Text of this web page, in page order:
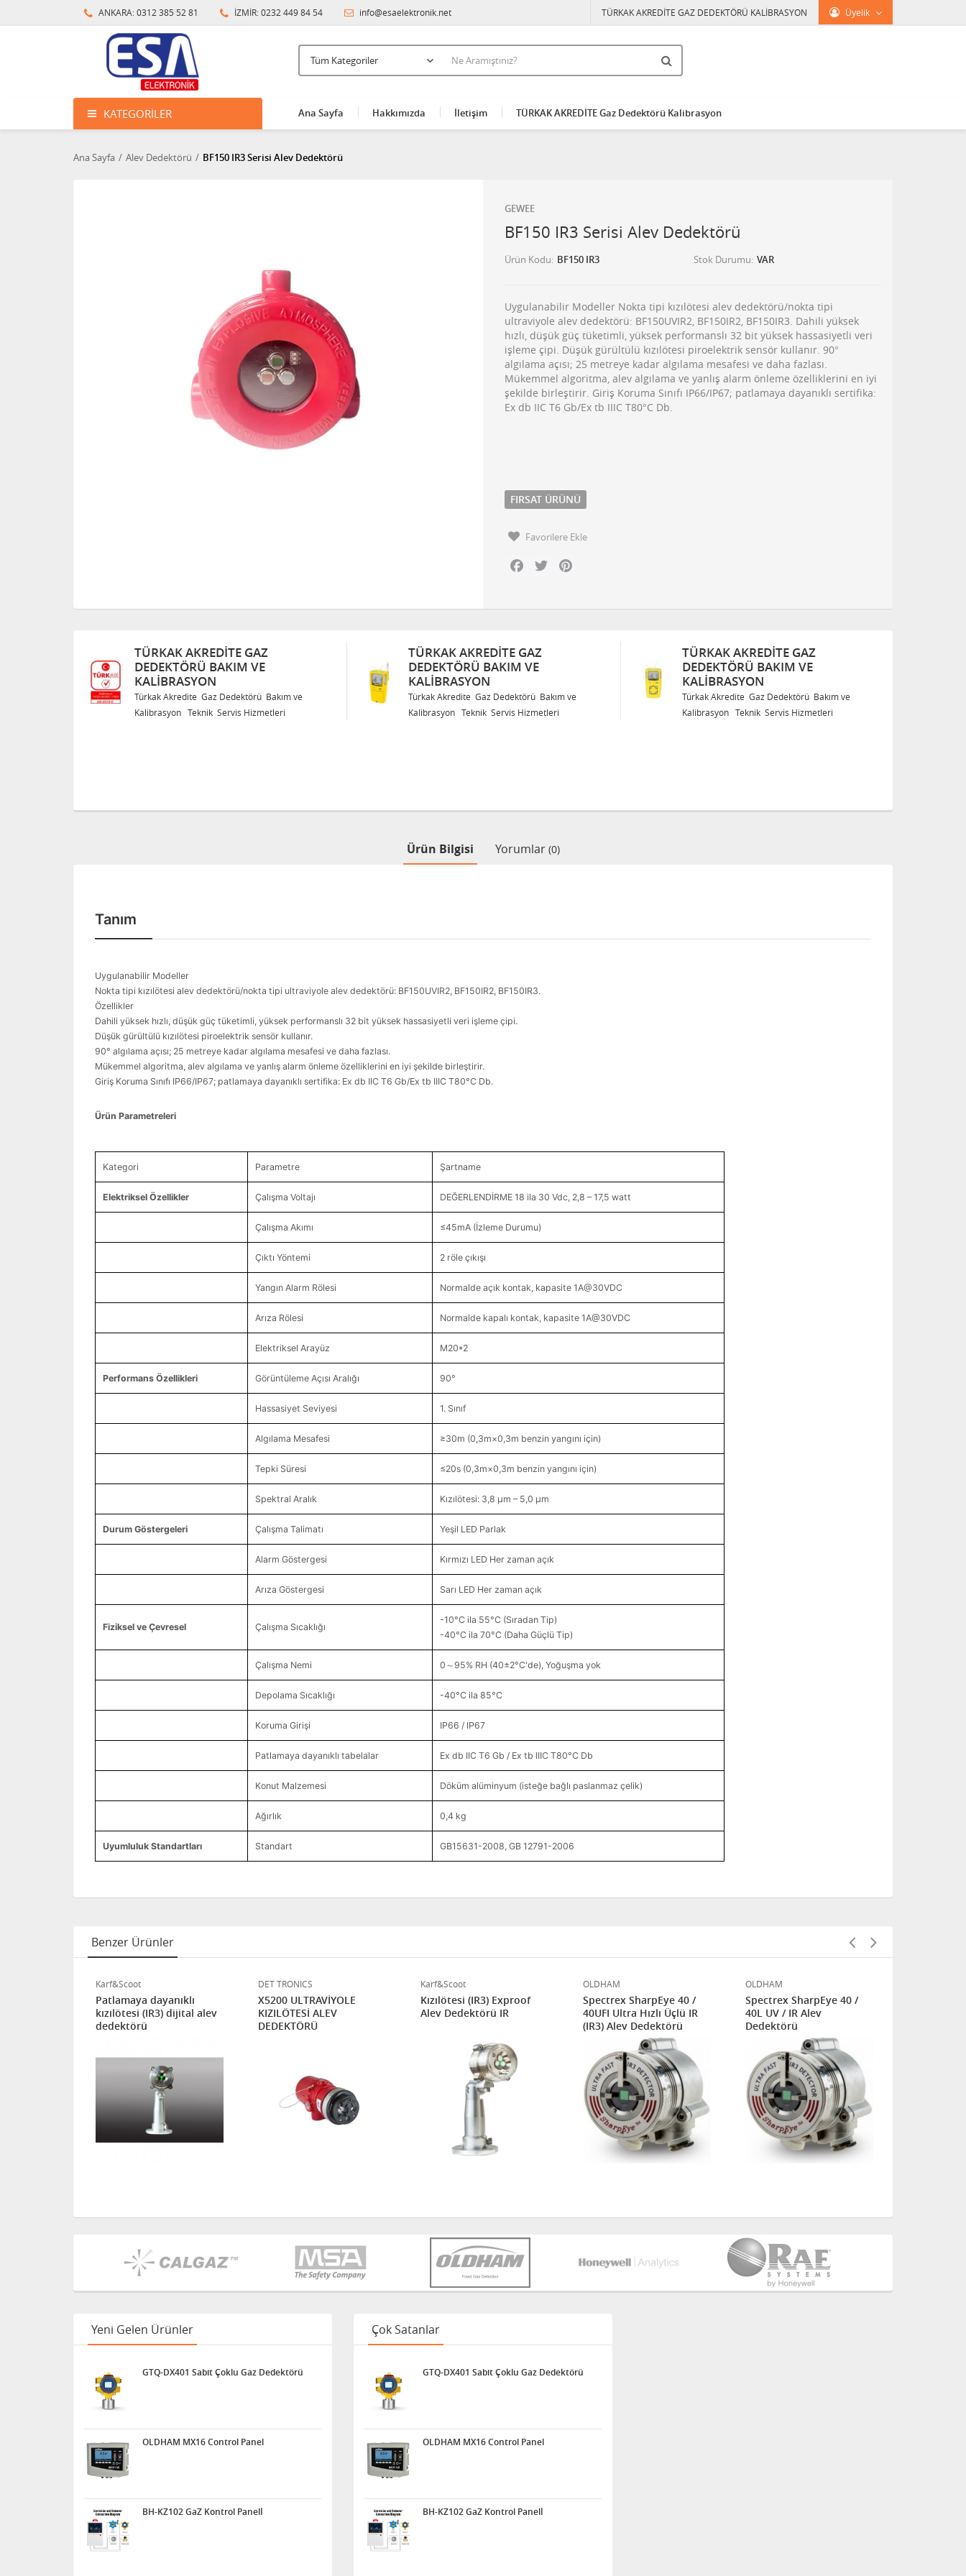
ANKARA: 0312 385 52 81 İZMİR: 0232 449 84 54 info@esaelektronik.net Üyelik
TÜRKAK AKREDİTE GAZ DEDEKTÖRÜ KALİBRASYON
KATEGORILER Ana Sayfa Hakkımızda İletişim TÜRKAK AKREDİTE Gaz Dedektörü Kalibrasyon
Ana Sayfa Alev Dedektörü BF150 IR3 Serisi Alev Dedektörü
GEWEE
BF150 IR3 Serisi Alev Dedektörü
Ürün Kodu BF150 IR3 Stok Durumu VAR
Uygulanabilir Modeller Nokta tipi kızılötesi alev dedektörü/nokta tipi
ultraviyole alev dedektörü: BF150UVIR2, BF150IR2, BF150IR3. Dahili yüksek
hızlı, düşük güç tüketimli, yüksek performanslı 32 bit yüksek hassasiyetli veri
işleme çipi. Düşük gürültülü kızılötesi piroelektrik sensör kullanır. 90°
algılama açısı; 25 metreye kadar algılama mesafesi ve daha fazlası.
Mükemmel algoritma, alev algılama ve yanlış alarm önleme özelliklerini en iyi
şekilde birleştirir. Giriş Koruma Sınıfı IP66/IP67; patlamaya dayanıklı sertifika:
Ex db IIC T6 Gb/Ex tb IIIC T80°C Db.
FIRSAT ÜRÜNÜ
Favorilere Ekle
Facebook
Twitter
TÜRKAK AKREDITE GAZ
DEDEKTÖRÜ BAKIM VE
KALIBRASYON
Türkak Akredite Gaz Dedektörü Bakım ve
Kalibrasyon Teknik Servis Hizmetleri
TÜRKAK AKREDITE GAZ
DEDEKTÖRÜ BAKIM VE
KALIBRASYON
Türkak Akredite Gaz Dedektörü Bakım ve
Kalibrasyon Teknik Servis Hizmetleri
TÜRKAK AKREDITE GAZ
DEDEKTÖRÜ BAKIM VE
KALIBRASYON
Türkak Akredite Gaz Dedektörü Bakım ve
Kalibrasyon Teknik Servis Hizmetleri
Ürün Bilgisi Yorumlar (0)
Tanım
Uygulanabilir Modeller
Nokta tipi kızılötesi alev dedektörü/nokta tipi ultraviyole alev dedektörü: BF150UVIR2, BF150IR2, BF150IR3.
Özellikler
Dahili yüksek hızlı, düşük güç tüketimli, yüksek performanslı 32 bit yüksek hassasiyetli veri işleme çipi.
Düşük gürültülü kızılötesi piroelektrik sensör kullanır.
90° algılama açısı; 25 metreye kadar algılama mesafesi ve daha fazlası.
Mükemmel algoritma, alev algılama ve yanlış alarm önleme özelliklerini en iyi şekilde birleştirir.
Giriş Koruma Sınıfı IP66/IP67; patlamaya dayanıklı sertifika: Ex db IIC T6 Gb/Ex tb IIIC T80°C Db.
Ürün Parametreleri
Kategori Parametre Şartname
Elektriksel Özellikler Çalışma Voltajı DEĞERLENDİRME 18 ila 30 Vdc, 2,8 – 17,5 watt
Çalışma Akımı ≤45mA (İzleme Durumu)
Çıktı Yöntemi 2 röle çıkışı
Yangın Alarm Rölesi Normalde açık kontak, kapasite 1A@30VDC
Arıza Rölesi Normalde kapalı kontak, kapasite 1A@30VDC
Elektriksel Arayüz M20*2
Performans Özellikleri Görüntüleme Açısı Aralığı 90°
Hassasiyet Seviyesi 1. Sınıf
Algılama Mesafesi ≥30m (0,3m×0,3m benzin yangını için)
Tepki Süresi ≤20s (0,3m×0,3m benzin yangını için)
Spektral Aralık Kızılötesi: 3,8 μm – 5,0 μm
Durum Göstergeleri Çalışma Talimatı Yeşil LED Parlak
Alarm Göstergesi Kırmızı LED Her zaman açık
Arıza Göstergesi Sarı LED Her zaman açık
Fiziksel ve Çevresel Çalışma Sıcaklığı
-10°C ila 55°C (Sıradan Tip)
-40°C ila 70°C (Daha Güçlü Tip)
Çalışma Nemi 0～95% RH (40±2°C'de), Yoğuşma yok
Depolama Sıcaklığı -40°C ila 85°C
Koruma Girişi IP66 / IP67
Patlamaya dayanıklı tabelalar Ex db IIC T6 Gb / Ex tb IIIC T80°C Db
Konut Malzemesi Döküm alüminyum (isteğe bağlı paslanmaz çelik)
Ağırlık 0,4 kg
Uyumluluk Standartları Standart GB15631-2008, GB 12791-2006
Benzer Ürünler
Karf&Scoot
Patlamaya dayanıklı
kızılötesi (IR3) dijital alev
dedektörü
DET TRONICS
X5200 ULTRAVİYOLE
KIZILÖTESİ ALEV
DEDEKTÖRÜ
Karf&Scoot
Kızılötesi (IR3) Exproof
Alev Dedektörü IR
OLDHAM
Spectrex SharpEye 40 /
40UFI Ultra Hızlı Üçlü IR
(IR3) Alev Dedektörü
OLDHAM
Spectrex SharpEye 40 /
40L UV / IR Alev
Dedektörü
Yeni Gelen Ürünler
GTQ-DX401 Sabit Çoklu Gaz Dedektörü
OLDHAM MX16 Control Panel
BH-KZ102 GaZ Kontrol Panelİ
Çok Satanlar
GTQ-DX401 Sabit Çoklu Gaz Dedektörü
OLDHAM MX16 Control Panel
BH-KZ102 GaZ Kontrol Panelİ